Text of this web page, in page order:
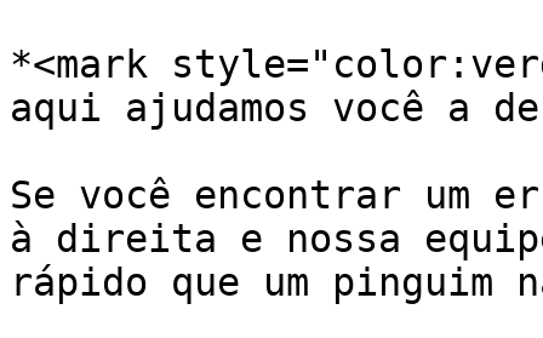
*<mark
aqui ajudamos você a
Se você encontrar um
à direita e nossa
rápido que um pinguim